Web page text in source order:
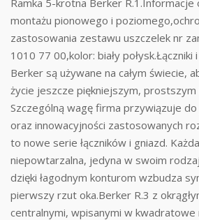
montażu pionowego i
zastosowania zestawu uszczelek nr
1010 77 00,kolor: biały
Berker są używane na całym świecie,
życie jeszcze piękniejszym,
Szczególną wagę firma przywiązuje
oraz innowacyjności zastosowanych
to nowe serie łączników i gniazd.
niepowtarzalna, jedyna w swoim
dzięki łagodnym konturom wzbudza
pierwszy rzut oka.Berker R.3 z
centralnymi, wpisanymi w kwadratowe